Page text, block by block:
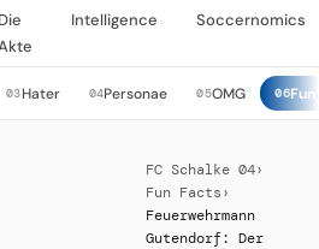
Die
Intelligence Soccernomics
03Hater 04Personae 05OMG 06
FC Schalke 04›
Fun Facts ›
Feuerwehrmann
Gutendorf: Der